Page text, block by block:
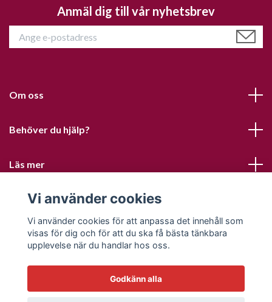
Anmäl dig till vår nyhetsbrev
Om oss
Behöver du hjälp?
Läs mer
Sociala medier
Vi använder cookies
Vi använder cookies för att anpassa det innehåll som
visas för dig och för att du ska få bästa tänkbara
upplevelse när du handlar hos oss.
Godkänn alla